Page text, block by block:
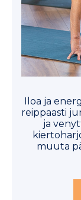
Iloa ja
reippaasti
ja
muuta